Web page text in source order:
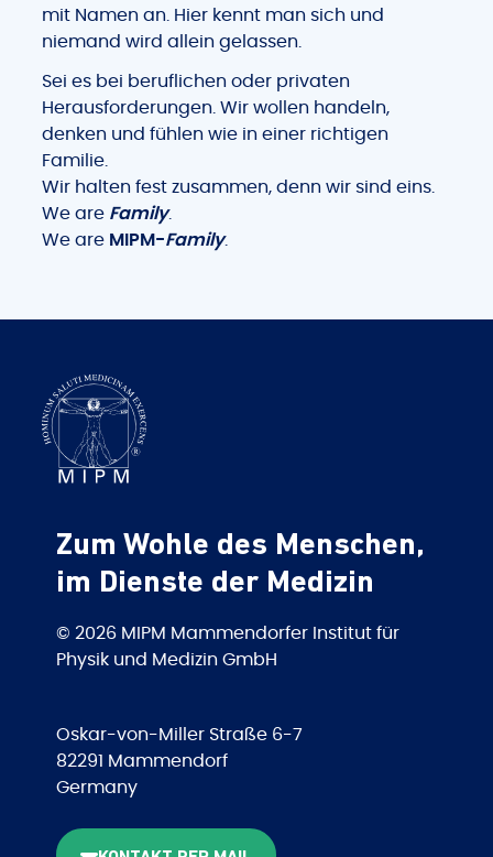
mit Namen an. Hier kennt man sich und
niemand wird allein gelassen.
Sei es bei beruflichen oder privaten
Herausforderungen. Wir wollen handeln,
denken und fühlen wie in einer richtigen
Familie.
Wir halten fest zusammen, denn wir sind eins.
We are Family.
We are MIPM-Family.
Zum Wohle des Menschen,
im Dienste der Medizin
© 2026 MIPM Mammendorfer Institut für
Physik und Medizin GmbH
Oskar-von-Miller Straße 6-7
82291 Mammendorf
Germany